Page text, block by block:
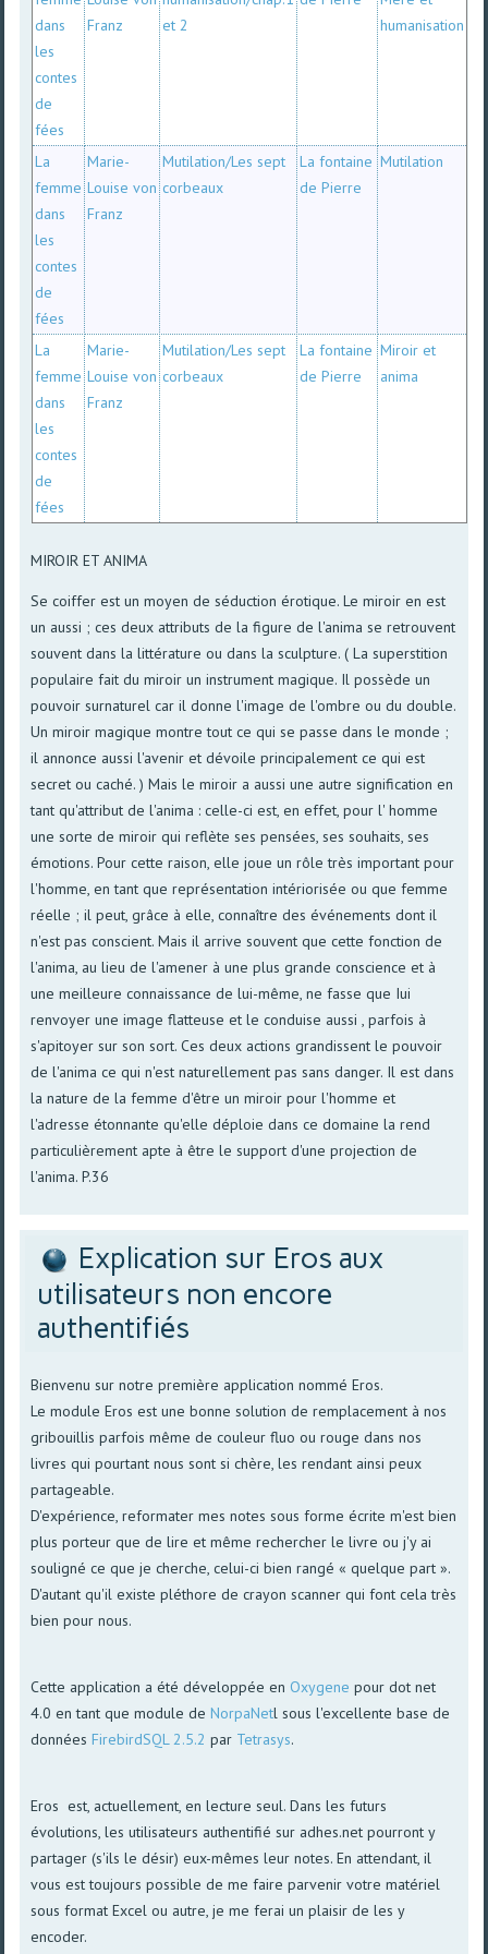
dans
les
contes
de
fées
Franz
et 2
humanisation
La
femme
dans
les
contes
de
fées
Marie-
Louise von
Franz
Mutilation/Les sept
corbeaux
La fontaine
de Pierre
Mutilation
La
femme
dans
les
contes
de
fées
Marie-
Louise von
Franz
Mutilation/Les sept
corbeaux
La fontaine
de Pierre
Miroir et
anima
MIROIR ET ANIMA
Se coiffer est un moyen de séduction érotique. Le miroir en est
un aussi ; ces deux attributs de la figure de l'anima se retrouvent
souvent dans la littérature ou dans la sculpture. ( La superstition
populaire fait du miroir un instrument magique. Il possède un
pouvoir surnaturel car il donne l'image de l'ombre ou du double.
Un miroir magique montre tout ce qui se passe dans le monde ;
il annonce aussi l'avenir et dévoile principalement ce qui est
secret ou caché. ) Mais le miroir a aussi une autre signification en
tant qu'attribut de l'anima : celle-ci est, en effet, pour l' homme
une sorte de miroir qui reflète ses pensées, ses souhaits, ses
émotions. Pour cette raison, elle joue un rôle très important pour
l'homme, en tant que représentation intériorisée ou que femme
réelle ; il peut, grâce à elle, connaître des événements dont il
n'est pas conscient. Mais il arrive souvent que cette fonction de
l'anima, au lieu de l'amener à une plus grande conscience et à
une meilleure connaissance de lui-même, ne fasse que Iui
renvoyer une image flatteuse et le conduise aussi , parfois à
s'apitoyer sur son sort. Ces deux actions grandissent le pouvoir
de l'anima ce qui n'est naturellement pas sans danger. Il est dans
la nature de la femme d'être un miroir pour l'homme et
l'adresse étonnante qu'elle déploie dans ce domaine la rend
particulièrement apte à être le support d'une projection de
l'anima. P.36
Explication sur Eros aux
utilisateurs non encore
authentifiés
Bienvenu sur notre première application nommé Eros.
Le module Eros est une bonne solution de remplacement à nos
gribouillis parfois même de couleur fluo ou rouge dans nos
livres qui pourtant nous sont si chère, les rendant ainsi peux
partageable.
D'expérience, reformater mes notes sous forme écrite m'est bien
plus porteur que de lire et même rechercher le livre ou j'y ai
souligné ce que je cherche, celui-ci bien rangé « quelque part ».
D'autant qu'il existe pléthore de crayon scanner qui font cela très
bien pour nous.
Cette application a été développée en Oxygene pour dot net
4.0 en tant que module deNorpaNetl sous l'excellente base de
donnéesFirebirdSQL 2.5.2 par Tetrasys.
Eros est, actuellement, en lecture seul. Dans les futurs
évolutions, les utilisateurs authentifié sur adhes.net pourront y
partager (s'ils le désir) eux-mêmes leur notes. En attendant, il
vous est toujours possible de me faire parvenir votre matériel
sous format Excel ou autre, je me ferai un plaisir de les y
encoder.